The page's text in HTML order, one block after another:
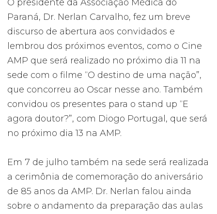
O presidente da Associação Médica do
Paraná, Dr. Nerlan Carvalho, fez um breve
discurso de abertura aos convidados e
lembrou dos próximos eventos, como o Cine
AMP que será realizado no próximo dia 11 na
sede com o filme “O destino de uma nação”,
que concorreu ao Oscar nesse ano. Também
convidou os presentes para o stand up “E
agora doutor?”, com Diogo Portugal, que será
no próximo dia 13 na AMP.
Em 7 de julho também na sede será realizada
a cerimônia de comemoração do aniversário
de 85 anos da AMP. Dr. Nerlan falou ainda
sobre o andamento da preparação das aulas